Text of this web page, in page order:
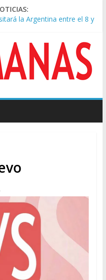
la Argentina entre el 8 y
aumentaron 1,6%
un fuerte operativo
predominó en las
en el solar natal